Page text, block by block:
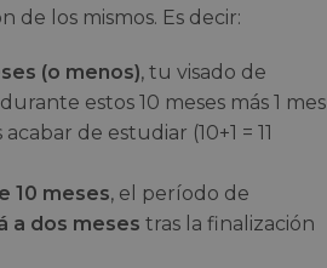
de los mismos. Es decir:
(o menos), tu visado de
estos 10 meses más 1 mes
de estudiar (10+1 = 11
10 meses, el período de
a dos meses tras la finalización